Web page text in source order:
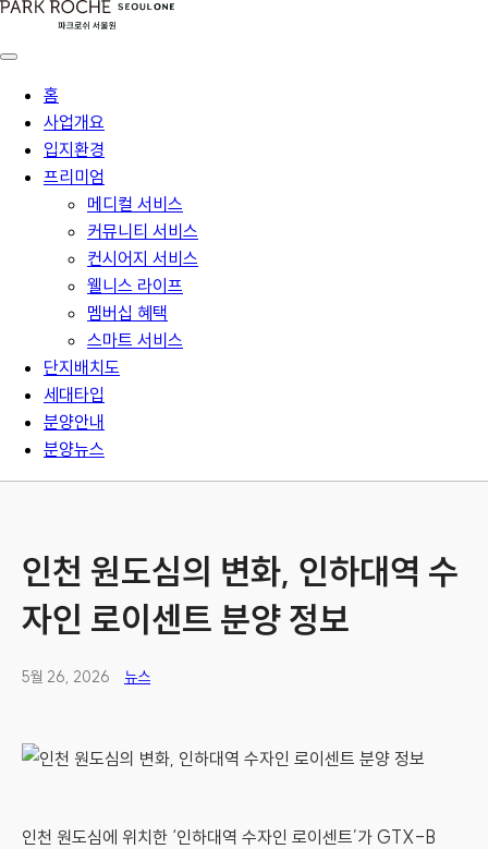
홈
사업개요
입지환경
프리미엄
메디컬 서비스
커뮤니티 서비스
컨시어지 서비스
웰니스 라이프
멤버십 혜택
스마트 서비스
단지배치도
세대타입
분양안내
분양뉴스
인천 원도심의 변화, 인하대역 수
자인 로이센트 분양 정보
5월 26, 2026 뉴스
인천 원도심에 위치한 ‘인하대역 수자인 로이센트’가 GTX-B